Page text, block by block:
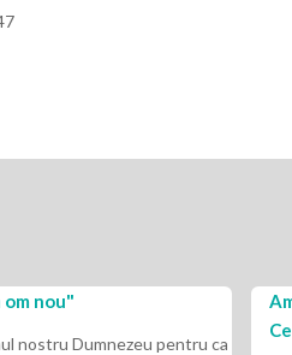
nou"
nostru Dumnezeu pentru ca